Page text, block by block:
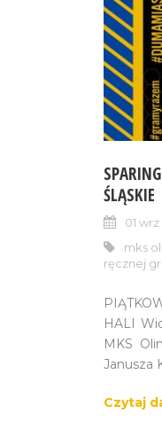
ŚLĄSKIE
01
mks
ręcznej
HALI
MKS
Janusza
Czytaj